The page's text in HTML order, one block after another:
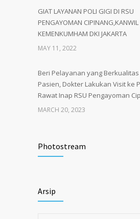
GIAT LAYANAN POLI GIGI DI RSU
PENGAYOMAN CIPINANG,KANWIL
KEMENKUMHAM DKI JAKARTA
MAY 11, 2022
Beri Pelayanan yang Berkualitas
Pasien, Dokter Lakukan Visit ke
Rawat Inap RSU Pengayoman
MARCH 20, 2023
RSU Pengayoman
Photostream
Arsip